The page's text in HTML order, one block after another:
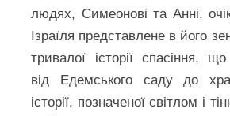
людях, Симеонові та Анні,
Ізраїля представлене в його
тривалої історії спасіння,
від Едемського саду до
історії, позначеної світлом і